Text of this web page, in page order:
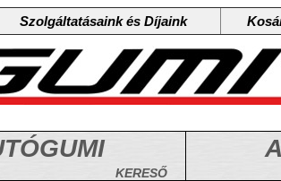
Szolgáltatásaink és Díjaink
KERESŐ